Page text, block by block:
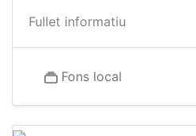
Fullet informatiu
Fons local